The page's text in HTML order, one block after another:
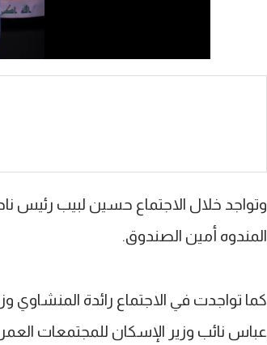
وتواجد خلال الاجتماع حسين لبيب رئيس
المندوه أمين الصندوق.
كما تواجدت في الاجتماع رائدة المنشاوي
عباس نائب وزير الإسكان للمجتمعات